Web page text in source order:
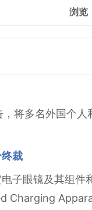
浏览
将多名外国个人
裁
子眼镜及其组件